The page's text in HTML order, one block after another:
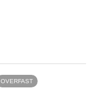
OVERFAST